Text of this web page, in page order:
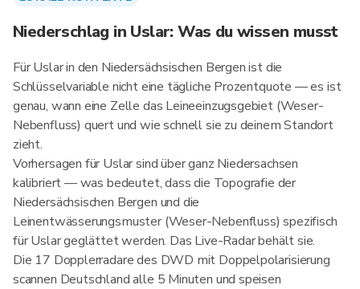
Niederschlag in Uslar: Was du wissen musst
Für Uslar in den Niedersächsischen Bergen ist die
Schlüsselvariable nicht eine tägliche Prozentquote — es ist
genau, wann eine Zelle das Leineeinzugsgebiet (Weser-
Nebenfluss) quert und wie schnell sie zu deinem Standort
zieht.
Vorhersagen für Uslar sind über ganz Niedersachsen
kalibriert — was bedeutet, dass die Topografie der
Niedersächsischen Bergen und die
Leinentwässerungsmuster (Weser-Nebenfluss) spezifisch
für Uslar geglättet werden. Das Live-Radar behält sie.
Die 17 Dopplerradare des DWD mit Doppelpolarisierung
scannen Deutschland alle 5 Minuten und speisen